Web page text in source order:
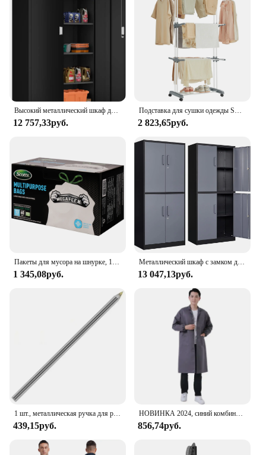
durability and longevity. Whether you're a busy
family or a single professional, this dishwasher is
the perfect solution for maintaining a clean and
organized kitchen.
12 757,33руб. 2 823,65руб.
1 345,08руб.
Металлический шкаф с замком для хранения с 4 дверцами и 2 регулируемыми полками, запираемый высокий гаражный стальной шкаф 71 дюйма (серый, черный)
13 047,13руб.
439,15руб.
НОВИНКА 2024, синий комбинезон, пылезащитная одежда с длинными рукавами и транспортной одеждой для печати, рабочая одежда для охраны труда
856,74руб.